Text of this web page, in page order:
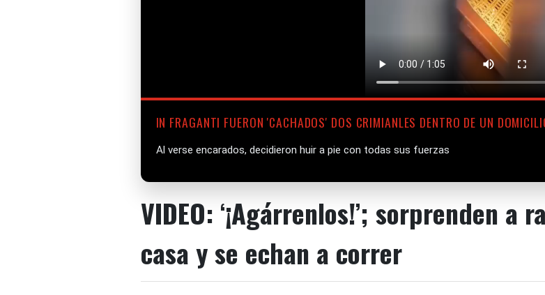
IN FRAGANTI FUERON 'CACHADOS' DOS CRIMIANLES DENTRO DE UN
Al verse encarados, decidieron huir a pie con todas sus fuerzas
VIDEO: ‘¡Agárrenlos!’; sorprenden a
casa y se echan a correr